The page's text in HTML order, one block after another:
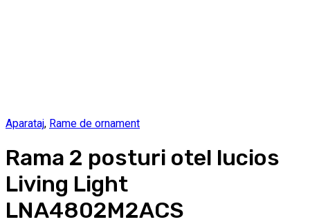
Aparataj, Rame de ornament
Rama 2 posturi otel lucios
Living Light
LNA4802M2ACS